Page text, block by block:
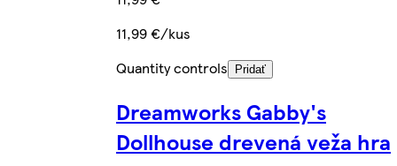
11,99 €/kus
Quantity controls
Pridať
Dreamworks Gabby's
Dollhouse drevená veža hra